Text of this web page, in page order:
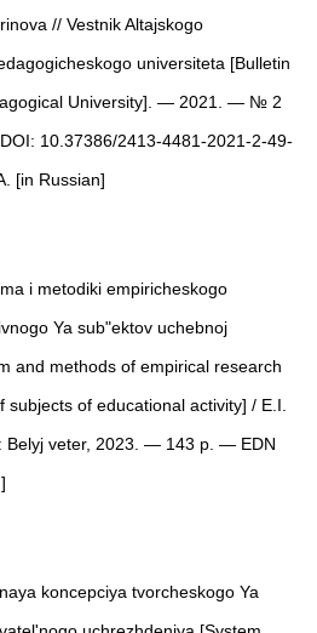
// Vestnik Altajskogo
universiteta [Bulletin
University]. — 2021. — № 2
10.37386/2413-4481-2021-2-49-
[in Russian]
i metodiki empiricheskogo
Ya sub"ektov uchebnoj
and methods of empirical research
subjects of educational activity] / E.I.
Belyj veter, 2023. — 143 p. — EDN
koncepciya tvorcheskogo Ya